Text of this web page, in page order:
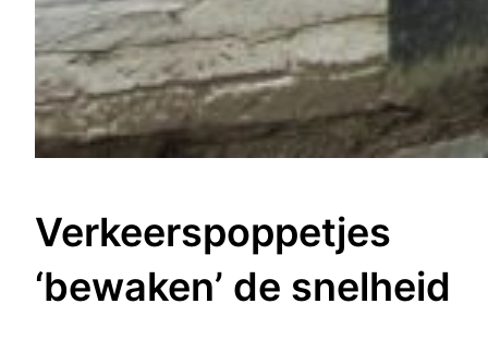
Verkeerspoppetjes
‘bewaken’ de snelheid